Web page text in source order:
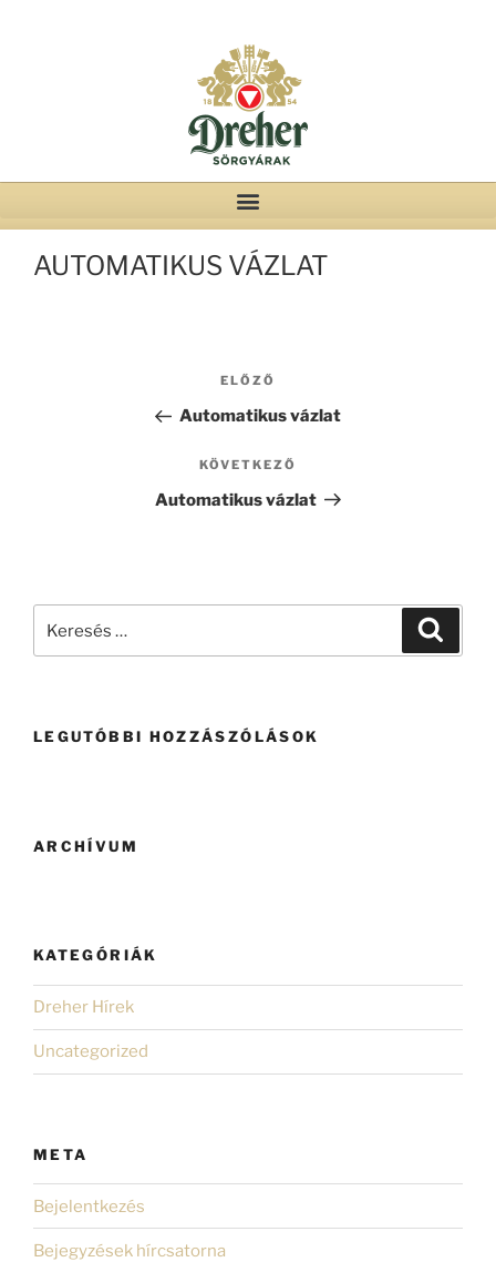
AUTOMATIKUS VÁZLAT
ELŐZŐ
Automatikus vázlat
KÖVETKEZŐ
Automatikus vázlat
LEGUTÓBBI HOZZÁSZÓLÁSOK
ARCHÍVUM
KATEGÓRIÁK
Dreher Hírek
Uncategorized
META
Bejelentkezés
Bejegyzések hírcsatorna